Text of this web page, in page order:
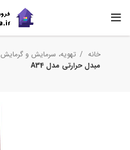
خانه تهویه، سرمایش و گرمایش
مبدل حرارتی مدل A34